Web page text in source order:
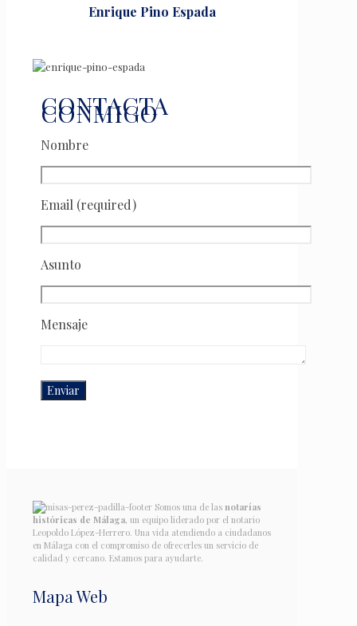
Enrique Pino Espada
CONTACTA
CONMIGO
Nombre
Email (required)
Asunto
Mensaje
Somos una de las notarías
históricas de Málaga, un equipo liderado por el notario
Leopoldo López-Herrero. Una vida atendiendo a ciudadanos
en Málaga con el compromiso de ofrecerles un servicio de
calidad y cercano. Estamos para ayudarte.
Mapa Web